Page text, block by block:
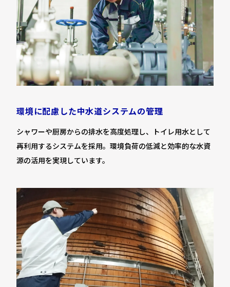
環境に配慮した中水道システムの管理
シャワーや厨房からの排水を高度処理し、トイレ用水として
再利用するシステムを採用。環境負荷の低減と効率的な水資
源の活用を実現しています。